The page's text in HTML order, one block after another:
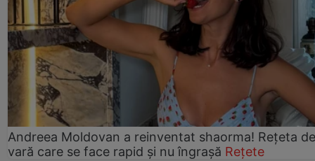
Andreea Moldovan a reinventat shaorma! Rețeta de
vară care se face rapid și nu îngrașă Rețete